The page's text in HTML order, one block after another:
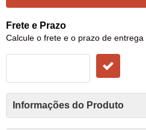
Frete e Prazo
Calcule o frete e o prazo de
Informações do Produto